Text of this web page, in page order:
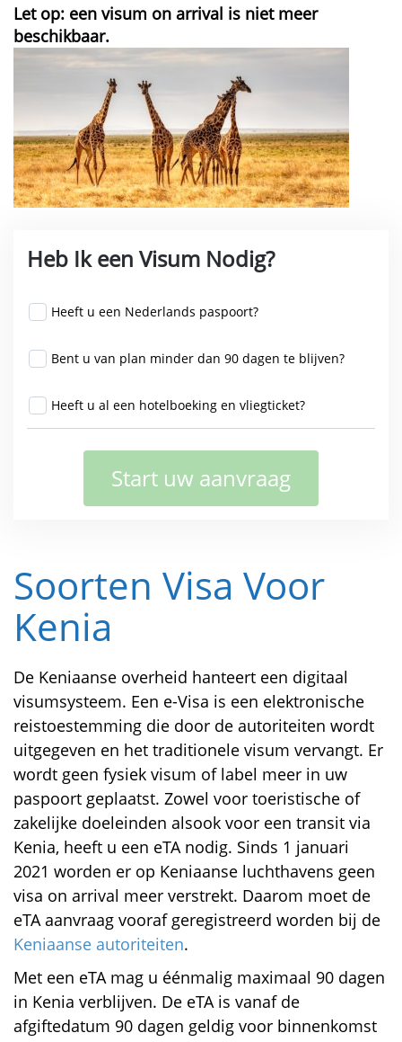
Let op: een visum on arrival is niet meer
beschikbaar.
Heb Ik een Visum Nodig?
Heeft u een Nederlands paspoort?
Bent u van plan minder dan 90 dagen te blijven?
Heeft u al een hotelboeking en vliegticket?
Start uw aanvraag
Soorten Visa Voor
Kenia
De Keniaanse overheid hanteert een digitaal
visumsysteem. Een e-Visa is een elektronische
reistoestemming die door de autoriteiten wordt
uitgegeven en het traditionele visum vervangt. Er
wordt geen fysiek visum of label meer in uw
paspoort geplaatst. Zowel voor toeristische of
zakelijke doeleinden alsook voor een transit via
Kenia, heeft u een eTA nodig. Sinds 1 januari
2021 worden er op Keniaanse luchthavens geen
visa on arrival meer verstrekt. Daarom moet de
eTA aanvraag vooraf geregistreerd worden bij de
Keniaanse autoriteiten.
Met een eTA mag u éénmalig maximaal 90 dagen
in Kenia verblijven. De eTA is vanaf de
afgiftedatum 90 dagen geldig voor binnenkomst